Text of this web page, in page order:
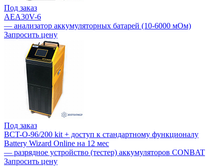
Под заказ
AEA30V-6
— анализатор аккумуляторных батарей (10-6000 мОм)
Запросить цену
Под заказ
BCT-O-96/200 kit + доступ к стандартному функционалу
Battery Wizard Online на 12 мес
— разрядное устройство (тестер) аккумуляторов CONBAT
Запросить цену